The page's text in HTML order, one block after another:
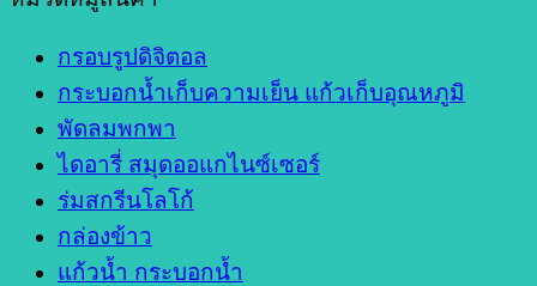
กรอบรูปดิจิตอล
กระบอกน้ำเก็บความเย็น แก้วเก็บอุณหภูมิ
พัดลมพกพา
ไดอารี่ สมุดออแกไนซ์เซอร์
ร่มสกรีนโลโก้
กล่องข้าว
แก้วน้ำ กระบอกน้ำ